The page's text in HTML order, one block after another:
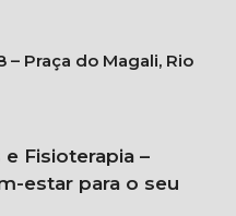
– Praça do Magali, Rio
Fisioterapia –
estar para o seu